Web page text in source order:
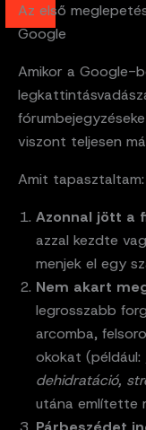
Az első
Google
Amikor a Google-
viszont teljesen
Amit tapasztaltam:
Azonnal jött a
azzal kezdte
menjek el egy
Nem akart
legrosszabb
arcomba,
okokat (például:
dehidratáció,
utána említette